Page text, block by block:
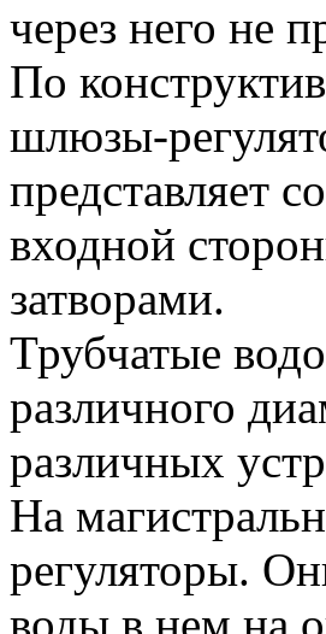
через него не
По
шлюзы-
представляет
входной
затворами.
Трубчатые
различного
различных
На
регуляторы.